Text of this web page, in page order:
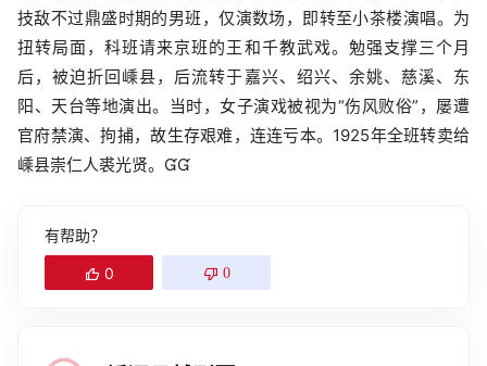
技敌不过鼎盛时期的男班，仅演数场，即转至小茶楼演唱。为
扭转局面，科班请来京班的王和千教武戏。勉强支撑三个月
后，被迫折回嵊县，后流转于嘉兴、绍兴、余姚、慈溪、东
阳、天台等地演出。当时，女子演戏被视为“伤风败俗”，屡遭
官府禁演、拘捕，故生存艰难，连连亏本。1925年全班转卖给
嵊县崇仁人裘光贤。
有帮助？
0 0